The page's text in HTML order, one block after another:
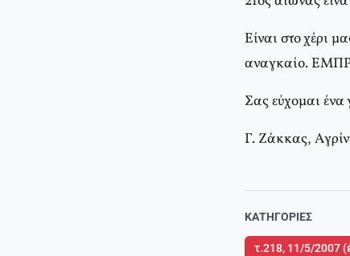
Eίναι στο χέρι
αναγκαίο.
Σας εύχομαι ένα
Γ. Zάκκας,
ΚΑΤΗΓΟΡΊΕΣ
τ.218, 11/5/2007